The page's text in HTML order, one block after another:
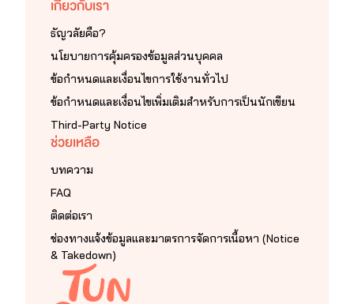
เกี่ยวกับเรา
ธัญวลัยคือ?
นโยบายการคุ้มครองข้อมูลส่วนบุคคล
ข้อกำหนดและเงื่อนไขการใช้งานทั่วไป
ข้อกำหนดและเงื่อนไขเพิ่มเติมสำหรับการเป็นนักเขียน
Third-Party Notice
ช่วยเหลือ
บทความ
FAQ
ติดต่อเรา
ช่องทางแจ้งข้อมูลและมาตรการจัดการเนื้อหา (Notice
& Takedown)